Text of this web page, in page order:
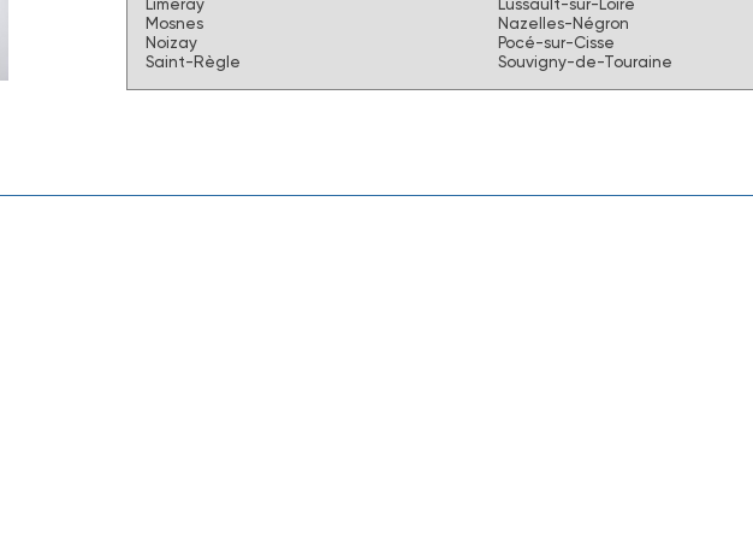
Mosnes
Nazelles-Négron
Noizay
Pocé-sur-Cisse
Saint-Règle
Souvigny-de-Touraine